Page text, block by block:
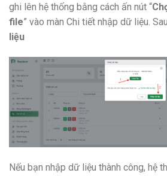
ghi lên hệ thống bằng cách ấn nút “
file” vào màn Chi tiết nhập dữ liệu.
liệu
Nếu bạn nhập dữ liệu thành công, hệ